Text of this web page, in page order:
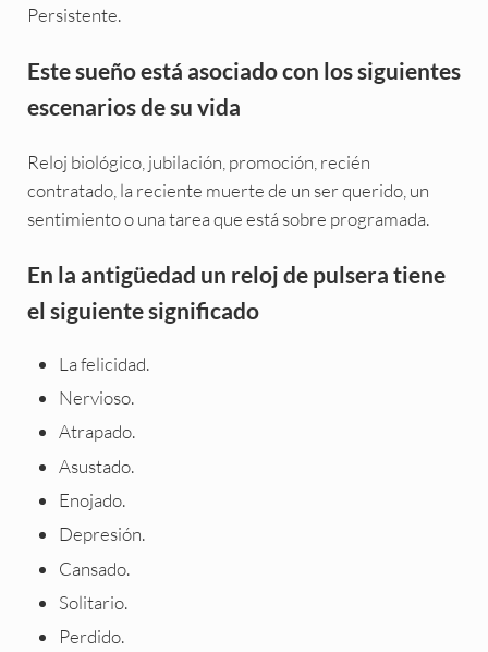
Persistente.
Este sueño está asociado con los siguientes
escenarios de su vida
Reloj biológico, jubilación, promoción, recién
contratado, la reciente muerte de un ser querido, un
sentimiento o una tarea que está sobre programada.
En la antigüedad un reloj de pulsera tiene
el siguiente significado
La felicidad.
Nervioso.
Atrapado.
Asustado.
Enojado.
Depresión.
Cansado.
Solitario.
Perdido.